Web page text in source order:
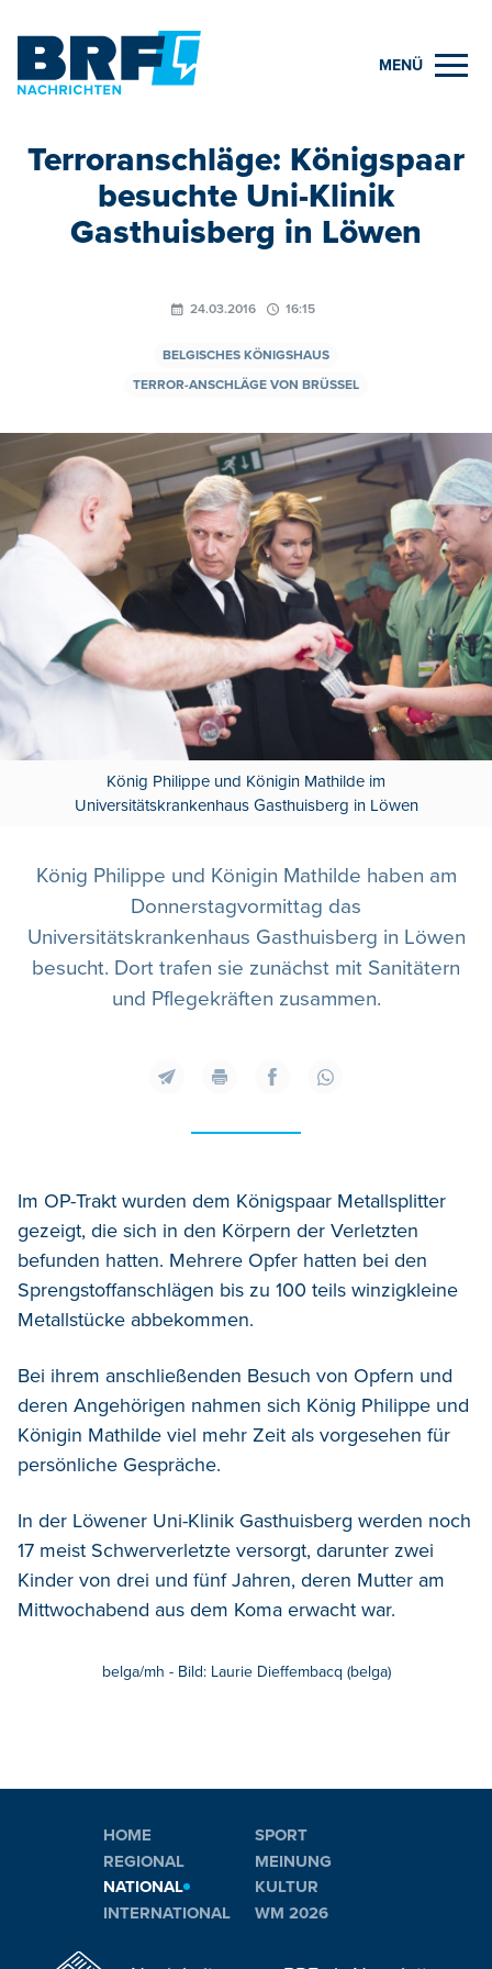
MENÜ
Terroranschläge: Königspaar
besuchte Uni-Klinik
Gasthuisberg in Löwen
24.03.2016 16:15
BELGISCHES KÖNIGSHAUS
TERROR-ANSCHLÄGE VON BRÜSSEL
König Philippe und Königin Mathilde im
Universitätskrankenhaus Gasthuisberg in Löwen
König Philippe und Königin Mathilde haben am
Donnerstagvormittag das
Universitätskrankenhaus Gasthuisberg in Löwen
besucht. Dort trafen sie zunächst mit Sanitätern
und Pflegekräften zusammen.
Im OP-Trakt wurden dem Königspaar Metallsplitter
gezeigt, die sich in den Körpern der Verletzten
befunden hatten. Mehrere Opfer hatten bei den
Sprengstoffanschlägen bis zu 100 teils winzigkleine
Metallstücke abbekommen.
Bei ihrem anschließenden Besuch von Opfern und
deren Angehörigen nahmen sich König Philippe und
Königin Mathilde viel mehr Zeit als vorgesehen für
persönliche Gespräche.
In der Löwener Uni-Klinik Gasthuisberg werden noch
17 meist Schwerverletzte versorgt, darunter zwei
Kinder von drei und fünf Jahren, deren Mutter am
Mittwochabend aus dem Koma erwacht war.
belga/mh - Bild: Laurie Dieffembacq (belga)
HOME
REGIONAL
NATIONAL
INTERNATIONAL
SPORT
MEINUNG
KULTUR
WM 2026